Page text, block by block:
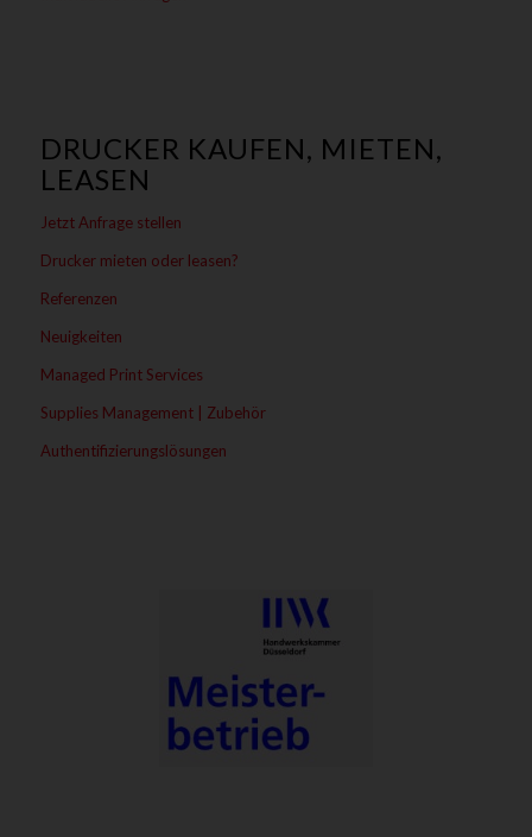
DRUCKER KAUFEN, MIETEN,
LEASEN
Jetzt Anfrage stellen
Drucker mieten oder leasen?
Referenzen
Neuigkeiten
Managed Print Services
Supplies Management | Zubehör
Authentifizierungslösungen